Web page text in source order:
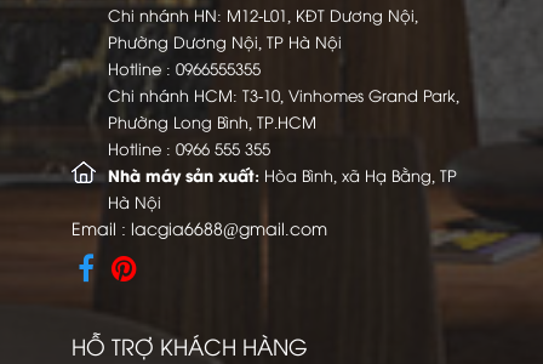
Chi nhánh HN: M12-L01, KĐT Dương Nội,
Phường Dương Nội, TP Hà Nội
Hotline : 0966555355
Chi nhánh HCM: T3-10, Vinhomes Grand Park,
Phường Long Bình, TP.HCM
Hotline : 0966 555 355
Nhà máy sản xuất: Hòa Bình, xã Hạ Bằng, TP
Hà Nội
Email : lacgia6688@gmail.com
HỖ TRỢ KHÁCH HÀNG